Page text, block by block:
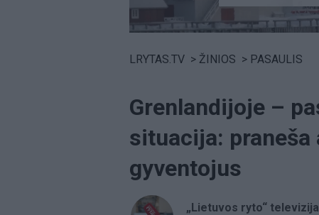
LRYTAS.TV > ŽINIOS > PASAULIS
Grenlandijoje –
situacija:
gyventojus
„Lietuvos ryto“ televizija